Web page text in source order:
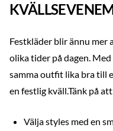
Festkläder blir ännu mer
olika tider på dagen.
samma outfit lika bra till
en festlig kväll.Tänk på
Välja styles med en